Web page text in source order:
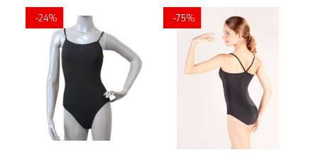
-24% -75%